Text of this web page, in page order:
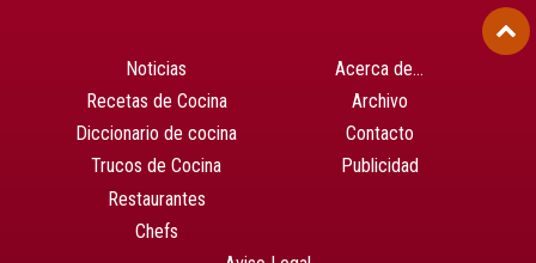
Noticias
Recetas de Cocina
Diccionario de cocina
Trucos de Cocina
Restaurantes
Chefs
Acerca de…
Archivo
Contacto
Publicidad